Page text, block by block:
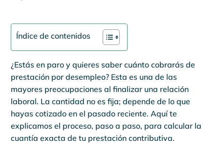
Índice de contenidos
¿Estás en paro y quieres saber cuánto cobrarás de
prestación por desempleo? Esta es una de las
mayores preocupaciones al finalizar una relación
laboral. La cantidad no es fija; depende de lo que
hayas cotizado en el pasado reciente. Aquí te
explicamos el proceso, paso a paso, para calcular la
cuantía exacta de tu prestación contributiva.